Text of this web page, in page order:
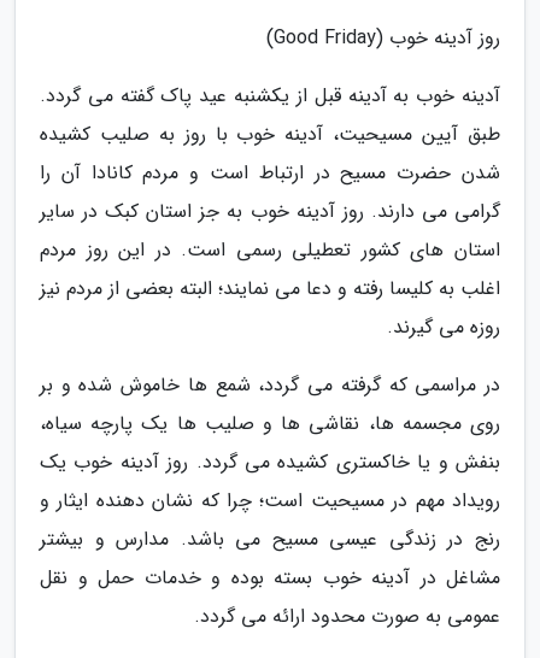
روز آدینه خوب (Good Friday)
آدینه خوب به آدینه قبل از یکشنبه عید پاک گفته می گردد.
طبق آیین مسیحیت، آدینه خوب با روز به صلیب کشیده
شدن حضرت مسیح در ارتباط است و مردم کانادا آن را
گرامی می دارند. روز آدینه خوب به جز استان کبک در سایر
استان های کشور تعطیلی رسمی است. در این روز مردم
اغلب به کلیسا رفته و دعا می نمایند؛ البته بعضی از مردم نیز
روزه می گیرند.
در مراسمی که گرفته می گردد، شمع ها خاموش شده و بر
روی مجسمه ها، نقاشی ها و صلیب ها یک پارچه سیاه،
بنفش و یا خاکستری کشیده می گردد. روز آدینه خوب یک
رویداد مهم در مسیحیت است؛ چرا که نشان دهنده ایثار و
رنج در زندگی عیسی مسیح می باشد. مدارس و بیشتر
مشاغل در آدینه خوب بسته بوده و خدمات حمل و نقل
عمومی به صورت محدود ارائه می گردد.